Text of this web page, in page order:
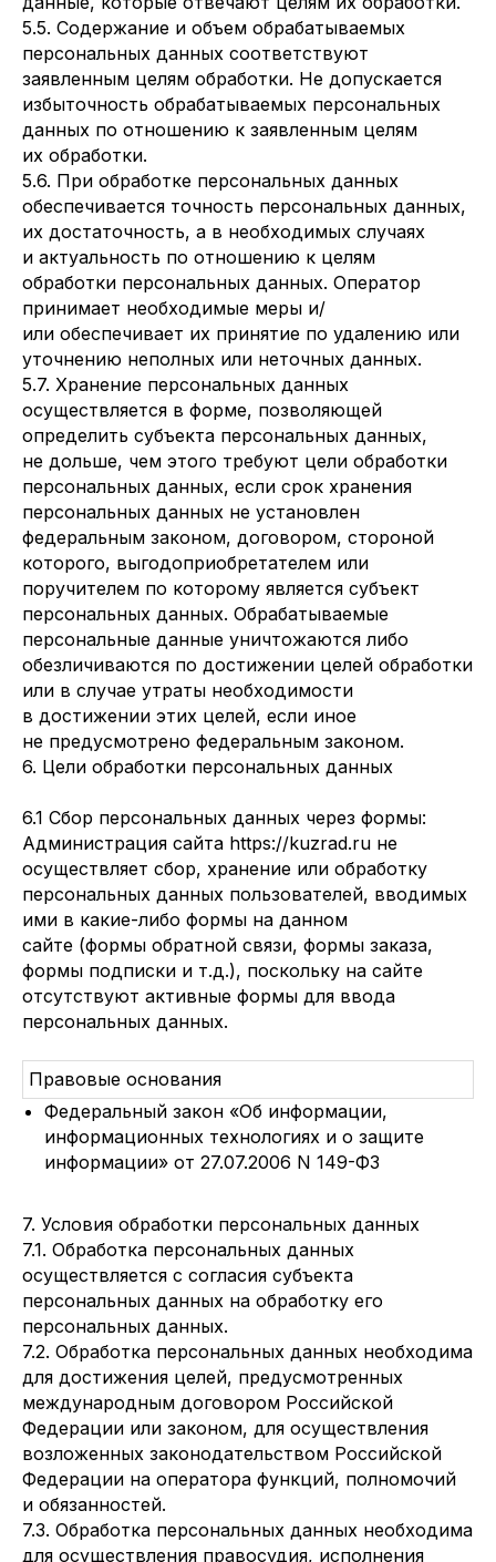
5.5. Содержание и объем обрабатываемых
персональных данных соответствуют
заявленным целям обработки. Не допускается
избыточность обрабатываемых персональных
данных по отношению к заявленным целям
их обработки.
5.6. При обработке персональных данных
обеспечивается точность персональных данных,
их достаточность, а в необходимых случаях
и актуальность по отношению к целям
обработки персональных данных. Оператор
принимает необходимые меры и/
или обеспечивает их принятие по удалению или
уточнению неполных или неточных данных.
5.7. Хранение персональных данных
осуществляется в форме, позволяющей
определить субъекта персональных данных,
не дольше, чем этого требуют цели обработки
персональных данных, если срок хранения
персональных данных не установлен
федеральным законом, договором, стороной
которого, выгодоприобретателем или
поручителем по которому является субъект
персональных данных. Обрабатываемые
персональные данные уничтожаются либо
обезличиваются по достижении целей обработки
или в случае утраты необходимости
в достижении этих целей, если иное
не предусмотрено федеральным законом.
6. Цели обработки персональных данных
6.1 Сбор персональных данных через формы:
Администрация сайта https://kuzrad.ru не
осуществляет сбор, хранение или обработку
персональных данных пользователей, вводимых
ими в какие-либо формы на данном
сайте (формы обратной связи, формы заказа,
формы подписки и т.д.), поскольку на сайте
отсутствуют активные формы для ввода
персональных данных.
Правовые основания
Федеральный закон «Об информации,
информационных технологиях и о защите
информации» от 27.07.2006 N 149-ФЗ
7. Условия обработки персональных данных
7.1. Обработка персональных данных
осуществляется с согласия субъекта
персональных данных на обработку его
персональных данных.
7.2. Обработка персональных данных необходима
для достижения целей, предусмотренных
международным договором Российской
Федерации или законом, для осуществления
возложенных законодательством Российской
Федерации на оператора функций, полномочий
и обязанностей.
7.3. Обработка персональных данных необходима
для осуществления правосудия, исполнения